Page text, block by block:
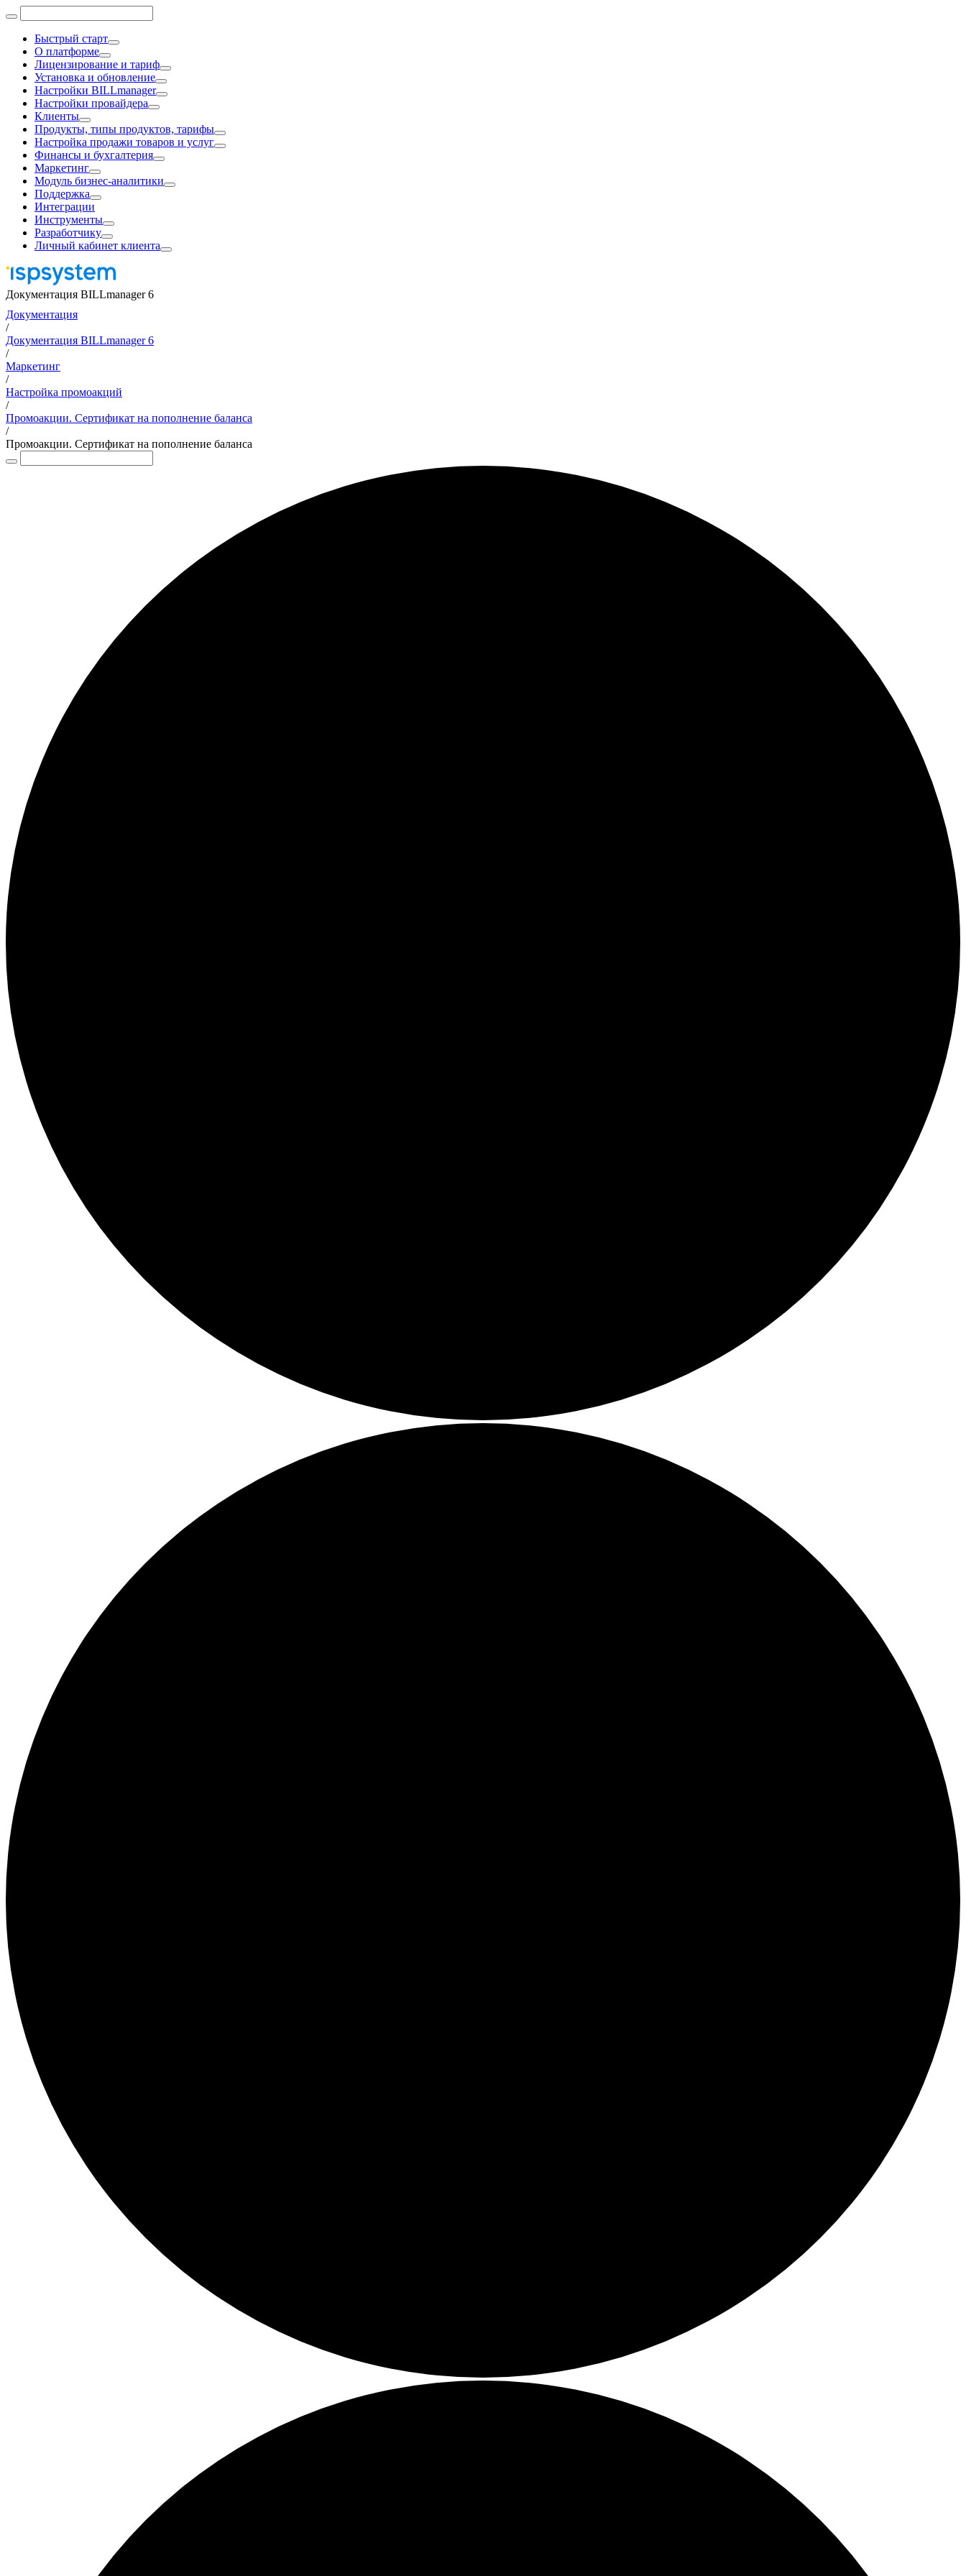
Быстрый старт
О платформе
Лицензирование и тариф
Установка и обновление
Настройки BILLmanager
Настройки провайдера
Клиенты
Продукты, типы продуктов, тарифы
Настройка продажи товаров и услуг
Финансы и бухгалтерия
Маркетинг
Модуль бизнес-аналитики
Поддержка
Интеграции
Инструменты
Разработчику
Личный кабинет клиента
Документация BILLmanager 6
Документация
/
Документация BILLmanager 6
/
Маркетинг
/
Настройка промоакций
/
Промоакции. Сертификат на пополнение баланса
/
Промоакции. Сертификат на пополнение баланса